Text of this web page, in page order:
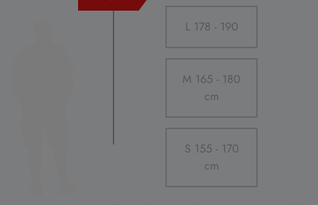
L 178 - 190
M 165 - 180
cm
S 155 - 170
cm